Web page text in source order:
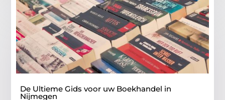
De Ultieme Gids voor uw Boekhandel in
Nijmegen